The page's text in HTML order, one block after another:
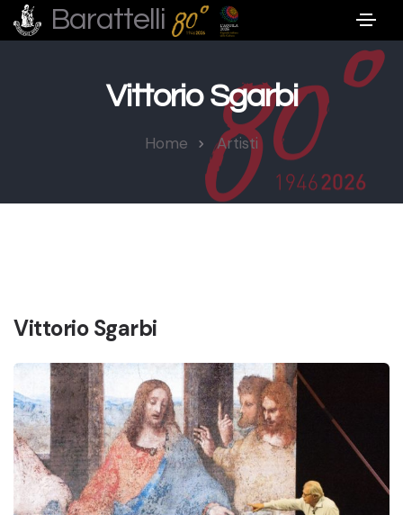
Barattelli
Vittorio Sgarbi
Home Artisti
Vittorio Sgarbi